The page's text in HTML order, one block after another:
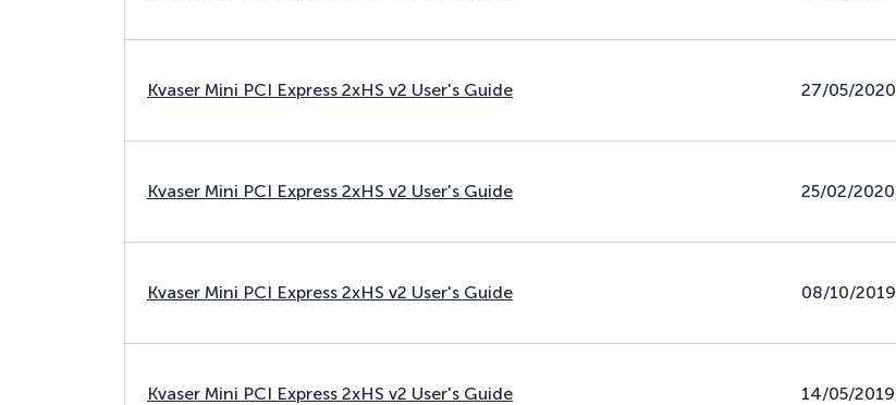
Kvaser Mini PCI Express 2xHS v2 User's Guide 27/05/2020
Kvaser Mini PCI Express 2xHS v2 User's Guide 25/02/2020
Kvaser Mini PCI Express 2xHS v2 User's Guide 08/10/2019
Kvaser Mini PCI Express 2xHS v2 User's Guide 14/05/2019